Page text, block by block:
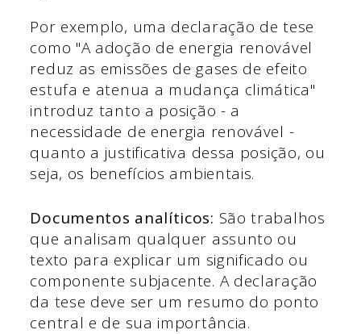
Por exemplo, uma declaração de tese
como "A adoção de energia renovável
reduz as emissões de gases de efeito
estufa e atenua a mudança climática"
introduz tanto a posição - a
necessidade de energia renovável -
quanto a justificativa dessa posição, ou
seja, os benefícios ambientais.
Documentos analíticos: São trabalhos
que analisam qualquer assunto ou
texto para explicar um significado ou
componente subjacente. A declaração
da tese deve ser um resumo do ponto
central e de sua importância.